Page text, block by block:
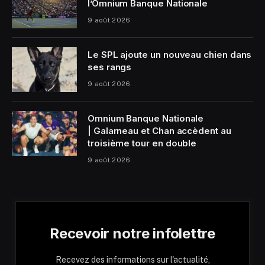
l’Omnium Banque Nationale
9 août 2026
Le SPL ajoute un nouveau chien dans
ses rangs
9 août 2026
Omnium Banque Nationale
| Galarneau et Chan accèdent au
troisième tour en double
9 août 2026
Recevoir notre infolettre
Recevez des informations sur l'actualité,